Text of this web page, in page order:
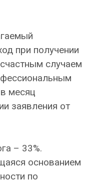
при получении
случаем
месяц
заявления от
– 33%.
основанием
по